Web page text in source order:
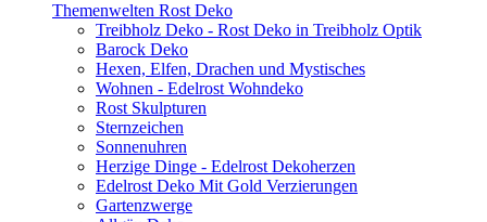
Themenwelten Rost Deko
Treibholz Deko - Rost Deko in Treibholz Optik
Barock Deko
Hexen, Elfen, Drachen und Mystisches
Wohnen - Edelrost Wohndeko
Rost Skulpturen
Sternzeichen
Sonnenuhren
Herzige Dinge - Edelrost Dekoherzen
Edelrost Deko Mit Gold Verzierungen
Gartenzwerge